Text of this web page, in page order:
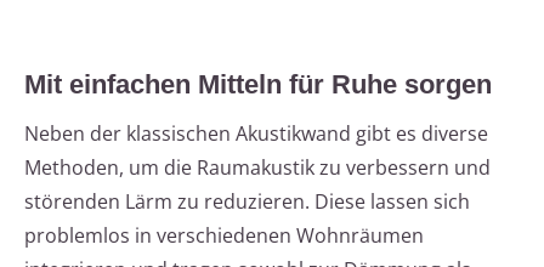
Mit einfachen Mitteln für Ruhe sorgen
Neben der klassischen Akustikwand gibt es diverse
Methoden, um die Raumakustik zu verbessern und
störenden Lärm zu reduzieren. Diese lassen sich
problemlos in verschiedenen Wohnräumen